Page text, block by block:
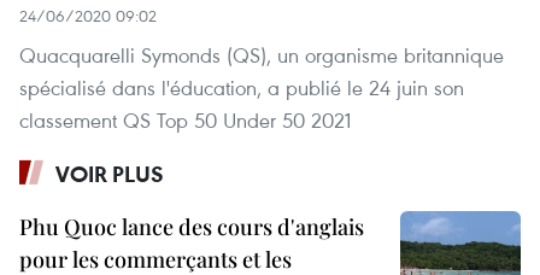
24/06/2020 09:02
Quacquarelli Symonds (QS), un organisme britannique
spécialisé dans l'éducation, a publié le 24 juin son
classement QS Top 50 Under 50 2021
VOIR PLUS
Phu Quoc lance des cours d'anglais
pour les commerçants et les